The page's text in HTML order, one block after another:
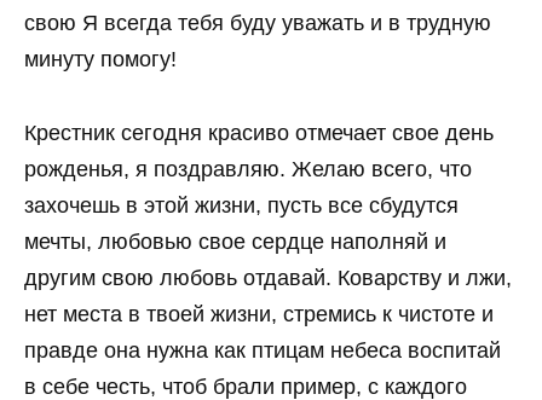
свою Я всегда тебя буду уважать и в трудную
минуту помогу!
Крестник сегодня красиво отмечает свое день
рожденья, я поздравляю. Желаю всего, что
захочешь в этой жизни, пусть все сбудутся
мечты, любовью свое сердце наполняй и
другим свою любовь отдавай. Коварству и лжи,
нет места в твоей жизни, стремись к чистоте и
правде она нужна как птицам небеса воспитай
в себе честь, чтоб брали пример, с каждого